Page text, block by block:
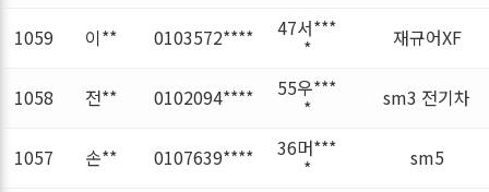
1059 이** 0103572**** 47서***
* 재규어XF
1058 전** 0102094**** 55우***
* sm3 전기차
1057 손** 0107639**** 36머***
* sm5